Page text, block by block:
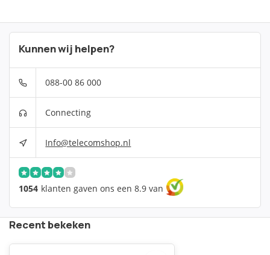
Kunnen wij helpen?
088-00 86 000
Connecting
Info@telecomshop.nl
1054 klanten gaven ons een 8.9 van
Recent bekeken